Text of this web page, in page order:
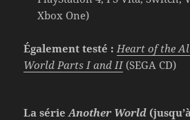
Xbox One)
Également testé : Heart of the
World Parts I and II(SEGA CD)
La sérieAnother World